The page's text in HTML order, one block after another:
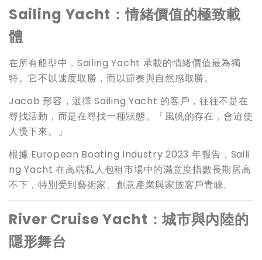
Sailing Yacht ：情緒價值的極致載
體
在所有船型中，Sailing Yacht 承載的情緒價值最為獨
特。它不以速度取勝，而以節奏與自然感取勝。
Jacob 形容，選擇 Sailing Yacht 的客戶，往往不是在
尋找活動，而是在尋找一種狀態。「風帆的存在，會迫使
人慢下來。」
根據 European Boating Industry 2023 年報告，Saili
ng Yacht 在高端私人包租市場中的滿意度指數長期居高
不下，特別受到藝術家、創意產業與家族客戶青睞。
River Cruise Yacht ：城市與內陸的
隱形舞台